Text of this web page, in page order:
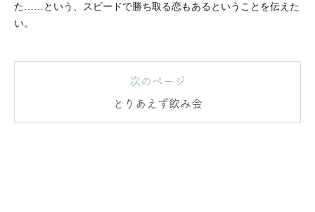
た……という、スピードで勝ち取る恋もあるということを伝えた
い。
次のページ
とりあえず飲み会